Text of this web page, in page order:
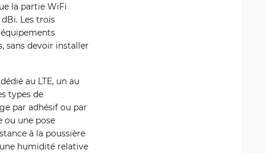
la partie WiFi
Les trois
sans devoir installer
au LTE, un au
types de
par adhésif ou par
ou une pose
à la poussière
humidité relative